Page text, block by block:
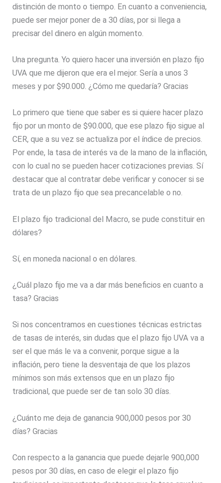
distinción de monto o tiempo. En cuanto a conveniencia,
puede ser mejor poner de a 30 días, por si llega a
precisar del dinero en algún momento.
Una pregunta. Yo quiero hacer una inversión en plazo fijo
UVA que me dijeron que era el mejor. Sería a unos 3
meses y por $90.000. ¿Cómo me quedaría? Gracias
Lo primero que tiene que saber es si quiere hacer plazo
fijo por un monto de $90.000, que ese plazo fijo sigue al
CER, que a su vez se actualiza por el índice de precios.
Por ende, la tasa de interés va de la mano de la inflación,
con lo cual no se pueden hacer cotizaciones previas. Sí
destacar que al contratar debe verificar y conocer si se
trata de un plazo fijo que sea precancelable o no.
El plazo fijo tradicional del Macro, se pude constituir en
dólares?
Sí, en moneda nacional o en dólares.
¿Cuál plazo fijo me va a dar más beneficios en cuanto a
tasa? Gracias
Si nos concentramos en cuestiones técnicas estrictas
de tasas de interés, sin dudas que el plazo fijo UVA va a
ser el que más le va a convenir, porque sigue a la
inflación, pero tiene la desventaja de que los plazos
mínimos son más extensos que en un plazo fijo
tradicional, que puede ser de tan solo 30 días.
¿Cuánto me deja de ganancia 900,000 pesos por 30
días? Gracias
Con respecto a la ganancia que puede dejarle 900,000
pesos por 30 días, en caso de elegir el plazo fijo